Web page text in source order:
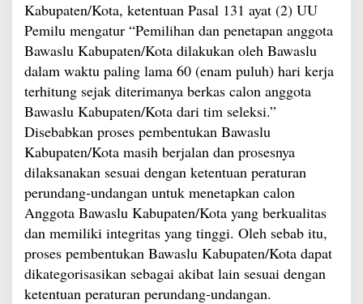
Kabupaten/Kota, ketentuan Pasal 131 ayat (2) UU
Pemilu mengatur “Pemilihan dan penetapan anggota
Bawaslu Kabupaten/Kota dilakukan oleh Bawaslu
dalam waktu paling lama 60 (enam puluh) hari kerja
terhitung sejak diterimanya berkas calon anggota
Bawaslu Kabupaten/Kota dari tim seleksi.”
Disebabkan proses pembentukan Bawaslu
Kabupaten/Kota masih berjalan dan prosesnya
dilaksanakan sesuai dengan ketentuan peraturan
perundang-undangan untuk menetapkan calon
Anggota Bawaslu Kabupaten/Kota yang berkualitas
dan memiliki integritas yang tinggi. Oleh sebab itu,
proses pembentukan Bawaslu Kabupaten/Kota dapat
dikategorisasikan sebagai akibat lain sesuai dengan
ketentuan peraturan perundang-undangan.